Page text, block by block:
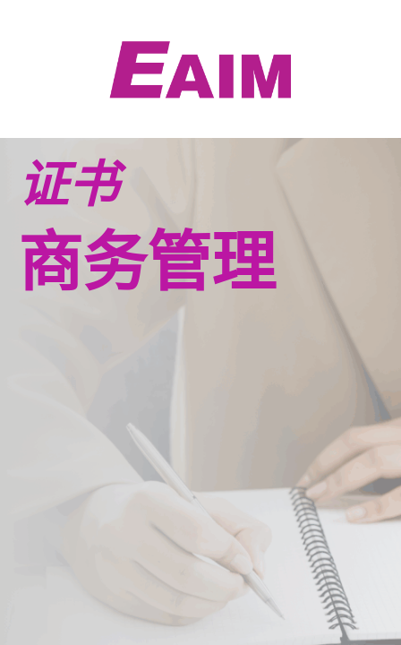
证书
商务管理